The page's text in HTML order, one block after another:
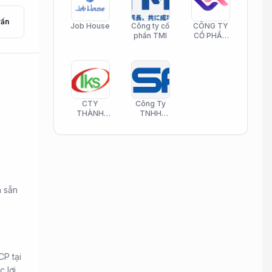
sẵn
tại
lợi
Job House
Công ty cổ
phần TMI
CÔNG TY
CỔ PHẦN
CTY
THÀNH
PHAMATECH
Công Ty
TNHH
Phần Mềm